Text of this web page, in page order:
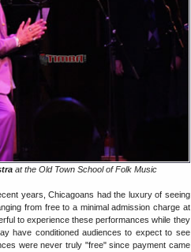
at the Old Town School of Folk Music
years, Chicagoans had the luxury of seeing
from free to a minimal admission charge at
to experience these performances while they
have conditioned audiences to expect to see
were never truly "free" since payment came